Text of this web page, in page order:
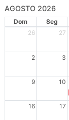
AGOSTO 2026
Dom Seg
26
27
2 3
9 10
16 17